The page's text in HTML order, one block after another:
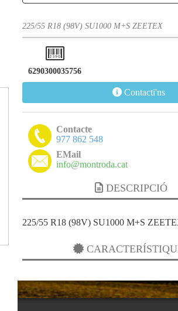
225/55 R18 (98V) SU1000 M+S ZEETEX
6290300035756
Contacti'ns
Contacte
977 862 548
EMail
info@montroda.cat
DESCRIPCIÓ
225/55 R18 (98V) SU1000 M+S